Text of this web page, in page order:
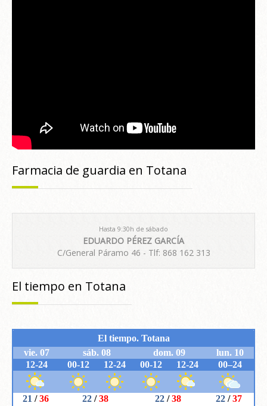
Farmacia de guardia en Totana
Hasta 9:30h de sábado
EDUARDO PÉREZ GARCÍA
C/General Páramo 46 - Tlf: 868 162 313
El tiempo en Totana